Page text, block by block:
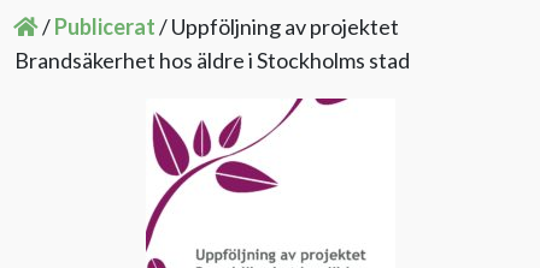
Kontakta oss
/Publicerat/Uppföljning av projektet
Brandsäkerhet hos äldre i Stockholms stad